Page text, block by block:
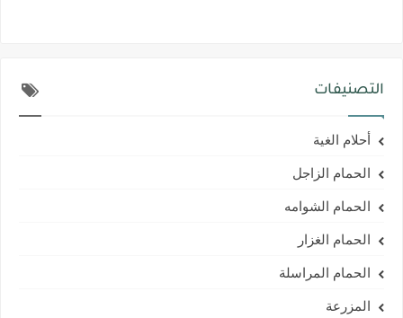
التصنيفات
أحلام الغية
الحمام الزاجل
الحمام الشوامه
الحمام الغزار
الحمام المراسلة
المزرعة